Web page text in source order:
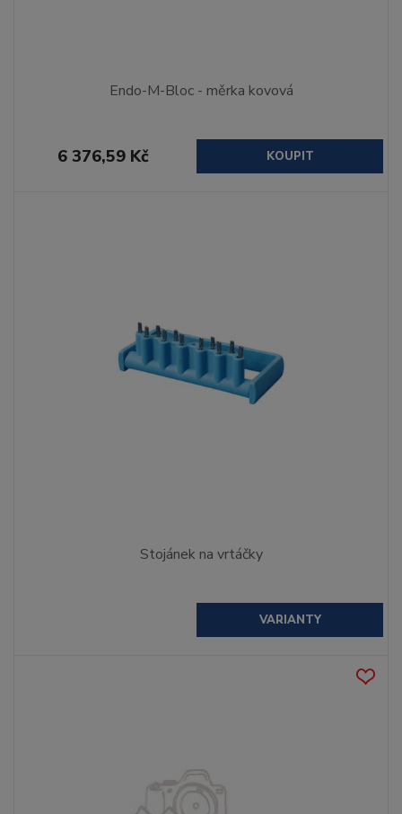
Endo-M-Bloc - měrka kovová
6 376,59 Kč KOUPIT
Stojánek na vrtáčky
VARIANTY